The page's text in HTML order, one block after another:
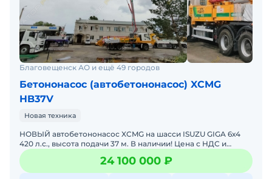
Благовещенск АО и ещё 49 городов
Бетононасос (автобетононасос) XCMG
HB37V
Новая техника
НОВЫЙ автобетононасос XCMG на шасси ISUZU GIGA 6х4
420 л.с., высота подачи 37 м. В наличии! Цена с НДС и
утилизационным сбором !На технику оформляется полный
па
24 100 000 ₽